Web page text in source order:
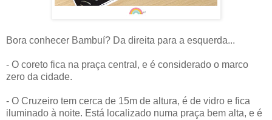
Bora conhecer Bambuí? Da direita para a esquerda...
- O coreto fica na praça central, e é considerado o marco
zero da cidade.
- O Cruzeiro tem cerca de 15m de altura, é de vidro e fica
iluminado à noite. Está localizado numa praça bem alta, e é